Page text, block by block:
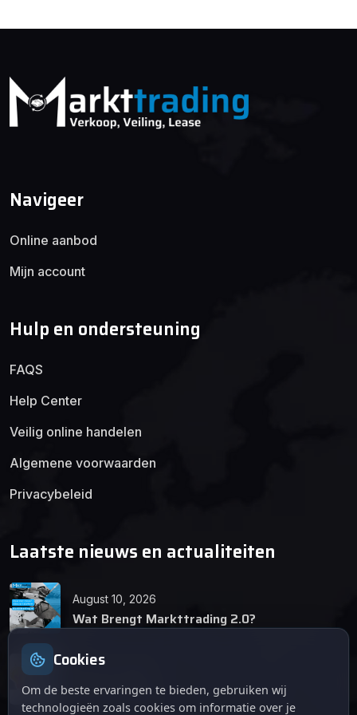
Navigeer
Online aanbod
Mijn account
Hulp en ondersteuning
FAQS
Help Center
Veilig online handelen
Algemene voorwaarden
Privacybeleid
Laatste nieuws en actualiteiten
August 10, 2026
Wat Brengt Markttrading 2.0?
Tips en Tricks
Cookies
Om de beste ervaringen te bieden, gebruiken wij
technologieën zoals cookies om informatie over je